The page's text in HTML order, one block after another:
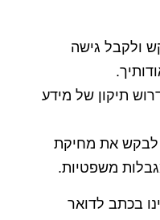
ולקבל גישה
תיקון של מידע
לבקש את מחיקת
משפטיות.
בכתב לדואר